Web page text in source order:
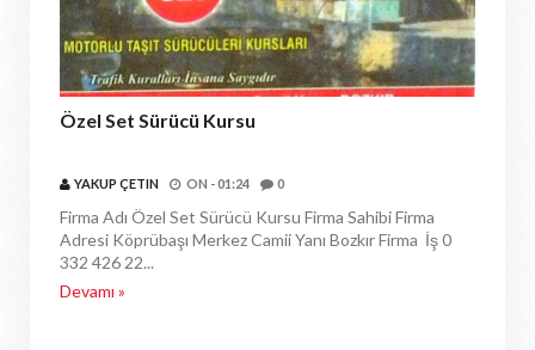
Özel Set Sürücü Kursu
YAKUP ÇETIN ON -01:24 0
Firma Adı Özel Set Sürücü Kursu Firma Sahibi Firma
Adresi Köprübaşı Merkez Camii Yanı Bozkır Firma İş 0
332 426 22...
Devamı »